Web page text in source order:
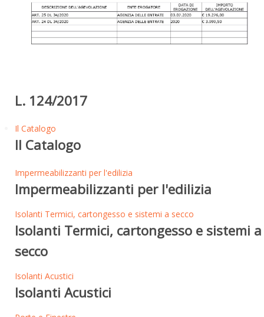
L. 124/2017
Il Catalogo
Il Catalogo
Impermeabilizzanti per l'edilizia
Impermeabilizzanti per l'edilizia
Isolanti Termici, cartongesso e sistemi a secco
Isolanti Termici, cartongesso e sistemi a
secco
Isolanti Acustici
Isolanti Acustici